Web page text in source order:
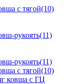
с тягой(10)
рукоять(11)
рукоять(11)
с тягой(10)
ковша с ГЦ